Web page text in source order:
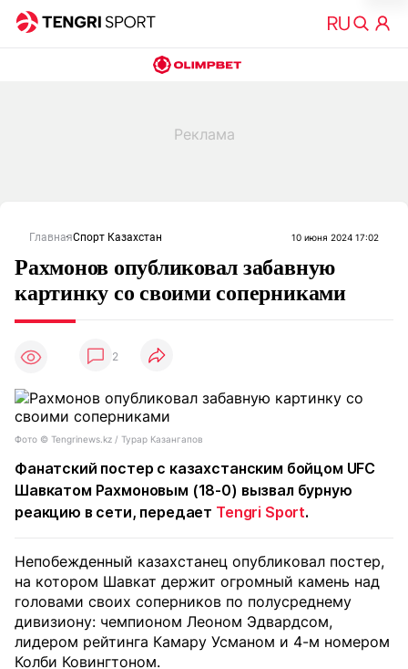
ГлавнаяСпорт Казахстан 10 июня 2024 17:02
Рахмонов опубликовал забавную
картинку со своими соперниками
2
Фото ©️ Tengrinews.kz / Турар Казангапов
Фанатский постер с казахстанским бойцом UFC
Шавкатом Рахмоновым (18-0) вызвал бурную
реакцию в сети, передает Tengri Sport.
Непобежденный казахстанец опубликовал постер,
на котором Шавкат держит огромный камень над
головами своих соперников по полусреднему
дивизиону: чемпионом Леоном Эдвардсом,
лидером рейтинга Камару Усманом и 4-м номером
Колби Ковингтоном.